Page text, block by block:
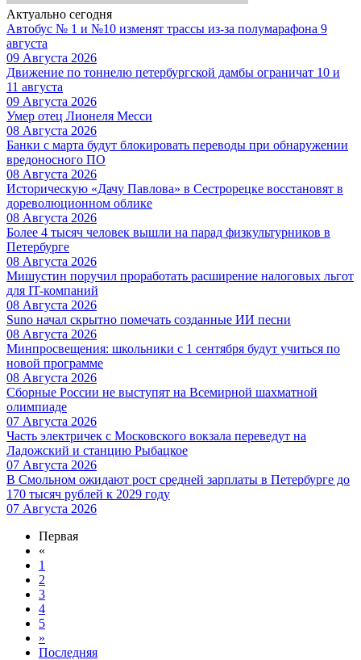
Актуально сегодня
Автобус № 1 и №10 изменят трассы из-за полумарафона 9
августа
09 Августа 2026
Движение по тоннелю петербургской дамбы ограничат 10 и
11 августа
09 Августа 2026
Умер отец Лионеля Месси
08 Августа 2026
Банки с марта будут блокировать переводы при обнаружении
вредоносного ПО
08 Августа 2026
Историческую «Дачу Павлова» в Сестрорецке восстановят в
дореволюционном облике
08 Августа 2026
Более 4 тысяч человек вышли на парад физкультурников в
Петербурге
08 Августа 2026
Мишустин поручил проработать расширение налоговых льгот
для IT-компаний
08 Августа 2026
Suno начал скрытно помечать созданные ИИ песни
08 Августа 2026
Минпросвещения: школьники с 1 сентября будут учиться по
новой программе
08 Августа 2026
Сборные России не выступят на Всемирной шахматной
олимпиаде
07 Августа 2026
Часть электричек с Московского вокзала переведут на
Ладожский и станцию Рыбацкое
07 Августа 2026
В Смольном ожидают рост средней зарплаты в Петербурге до
170 тысяч рублей к 2029 году
07 Августа 2026
Первая
«
1
2
3
4
5
»
Последняя